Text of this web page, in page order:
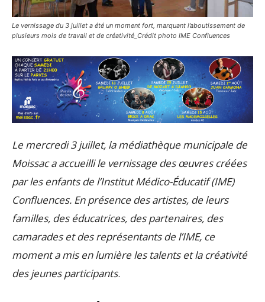
Le vernissage du 3 juillet a été un moment fort, marquant l’aboutissement de
plusieurs mois de travail et de créativité_Crédit photo IME Confluences
Le mercredi 3 juillet, la médiathèque municipale de
Moissac a accueilli le vernissage des œuvres créées
par les enfants de l’Institut Médico-Éducatif (IME)
Confluences. En présence des artistes, de leurs
familles, des éducatrices, des partenaires, des
camarades et des représentants de l’IME, ce
moment a mis en lumière les talents et la créativité
des jeunes participants.